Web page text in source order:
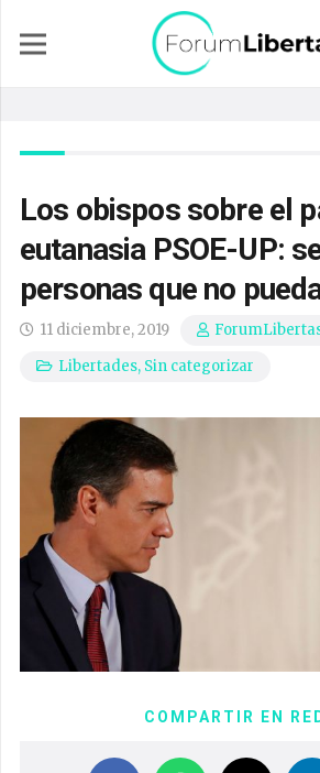
Los obispos sobre el
eutanasia PSOE-UP:
personas que no
11 diciembre, 2019
Libertades, Sin categorizar
COMPARTIR EN